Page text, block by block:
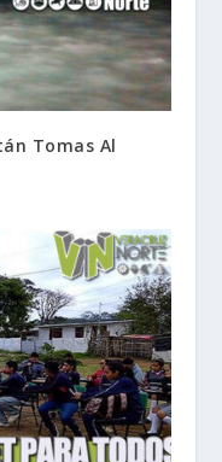
Tomas Al